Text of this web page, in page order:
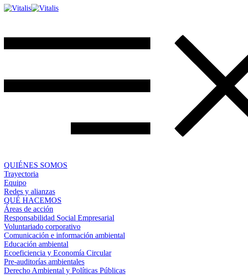
QUIÉNES SOMOS
Trayectoria
Equipo
Redes y alianzas
QUÉ HACEMOS
Áreas de acción
Responsabilidad Social Empresarial
Voluntariado corporativo
Comunicación e información ambiental
Educación ambiental
Ecoeficiencia y Economía Circular
Pre-auditorías ambientales
Derecho Ambiental y Políticas Públicas